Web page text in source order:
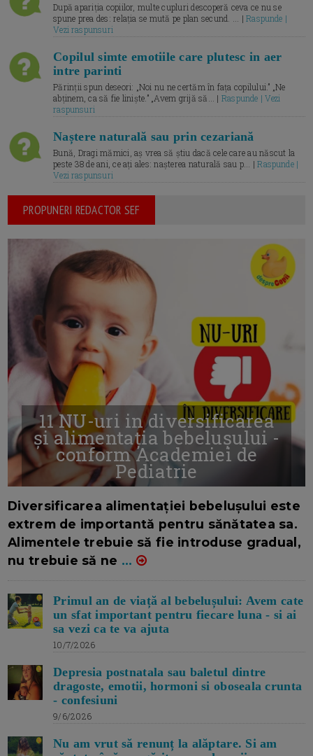
După apariția copiilor, multe cupluri descoperă ceva ce nu se
spune prea des: relația se mută pe plan secund. ... |Raspunde |
Vezi raspunsuri
Copilul simte emotiile care plutesc in aer
intre parinti
Părinții spun deseori: „Noi nu ne certăm în fața copilului.” „Ne
abținem, ca să fie liniște.” „Avem grijă să... | Raspunde | Vezi
raspunsuri
Naștere naturală sau prin cezariană
Bună, Dragi mămici, aș vrea să știu dacă cele care au născut la
peste 38 de ani, ce ați ales: nașterea naturală sau p... |Raspunde |
Vezi raspunsuri
PROPUNERI REDACTOR SEF
11 NU-uri in diversificarea
și alimentația bebelușului -
conform Academiei de
Pediatrie
Diversificarea alimentației bebelușului este
extrem de importantă pentru sănătatea sa.
Alimentele trebuie să fie introduse gradual,
nu trebuie să ne ...
Primul an de viață al bebelușului: Avem cate
un sfat important pentru fiecare luna - si ai
sa vezi ca te va ajuta
10/7/2026
Depresia postnatala sau baletul dintre
dragoste, emotii, hormoni si oboseala crunta
- confesiuni
9/6/2026
Nu am vrut să renunț la alăptare. Si am